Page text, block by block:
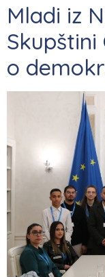
Mladi iz
Skupštini
o